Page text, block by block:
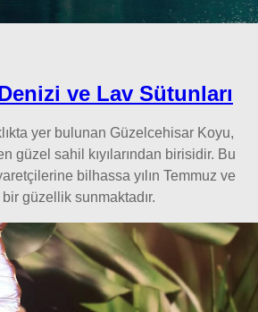
ve Lav Sütunları
yer bulunan Güzelcehisar Koyu,
güzel sahil kıyılarından birisidir. Bu
bilhassa yılın Temmuz ve
güzellik sunmaktadır.